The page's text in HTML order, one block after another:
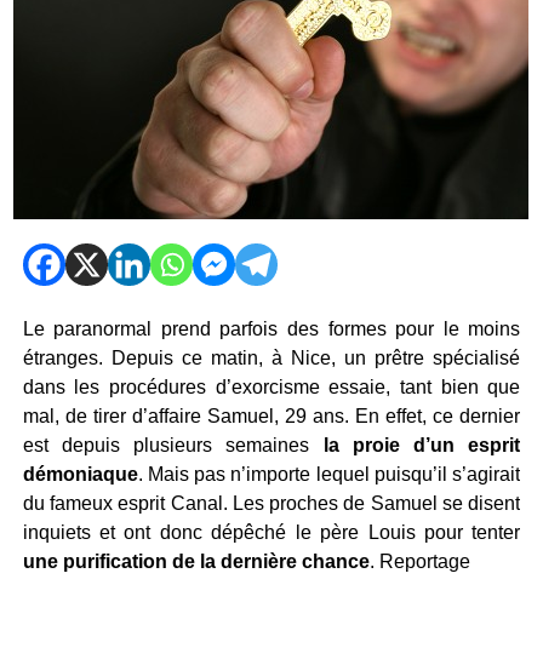
Le paranormal prend parfois des formes pour le moins
étranges. Depuis ce matin, à Nice, un prêtre spécialisé
dans les procédures d’exorcisme essaie, tant bien que
mal, de tirer d’affaire Samuel, 29 ans. En effet, ce dernier
est depuis plusieurs semaines
la proie d’un esprit
démoniaque. Mais pas n’importe lequel puisqu’il s’agirait
du fameux esprit Canal. Les proches de Samuel se disent
inquiets et ont donc dépêché le père Louis pour tenter
une purification de la dernière chance. Reportage